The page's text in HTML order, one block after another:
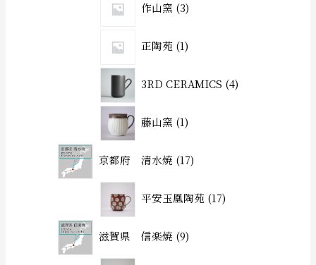
作山窯 3
正陶苑 1
3RD CERAMICS 4
藤山窯 1
京都府 清水焼 17
平安玉凰陶苑 17
滋賀県 信楽焼 9